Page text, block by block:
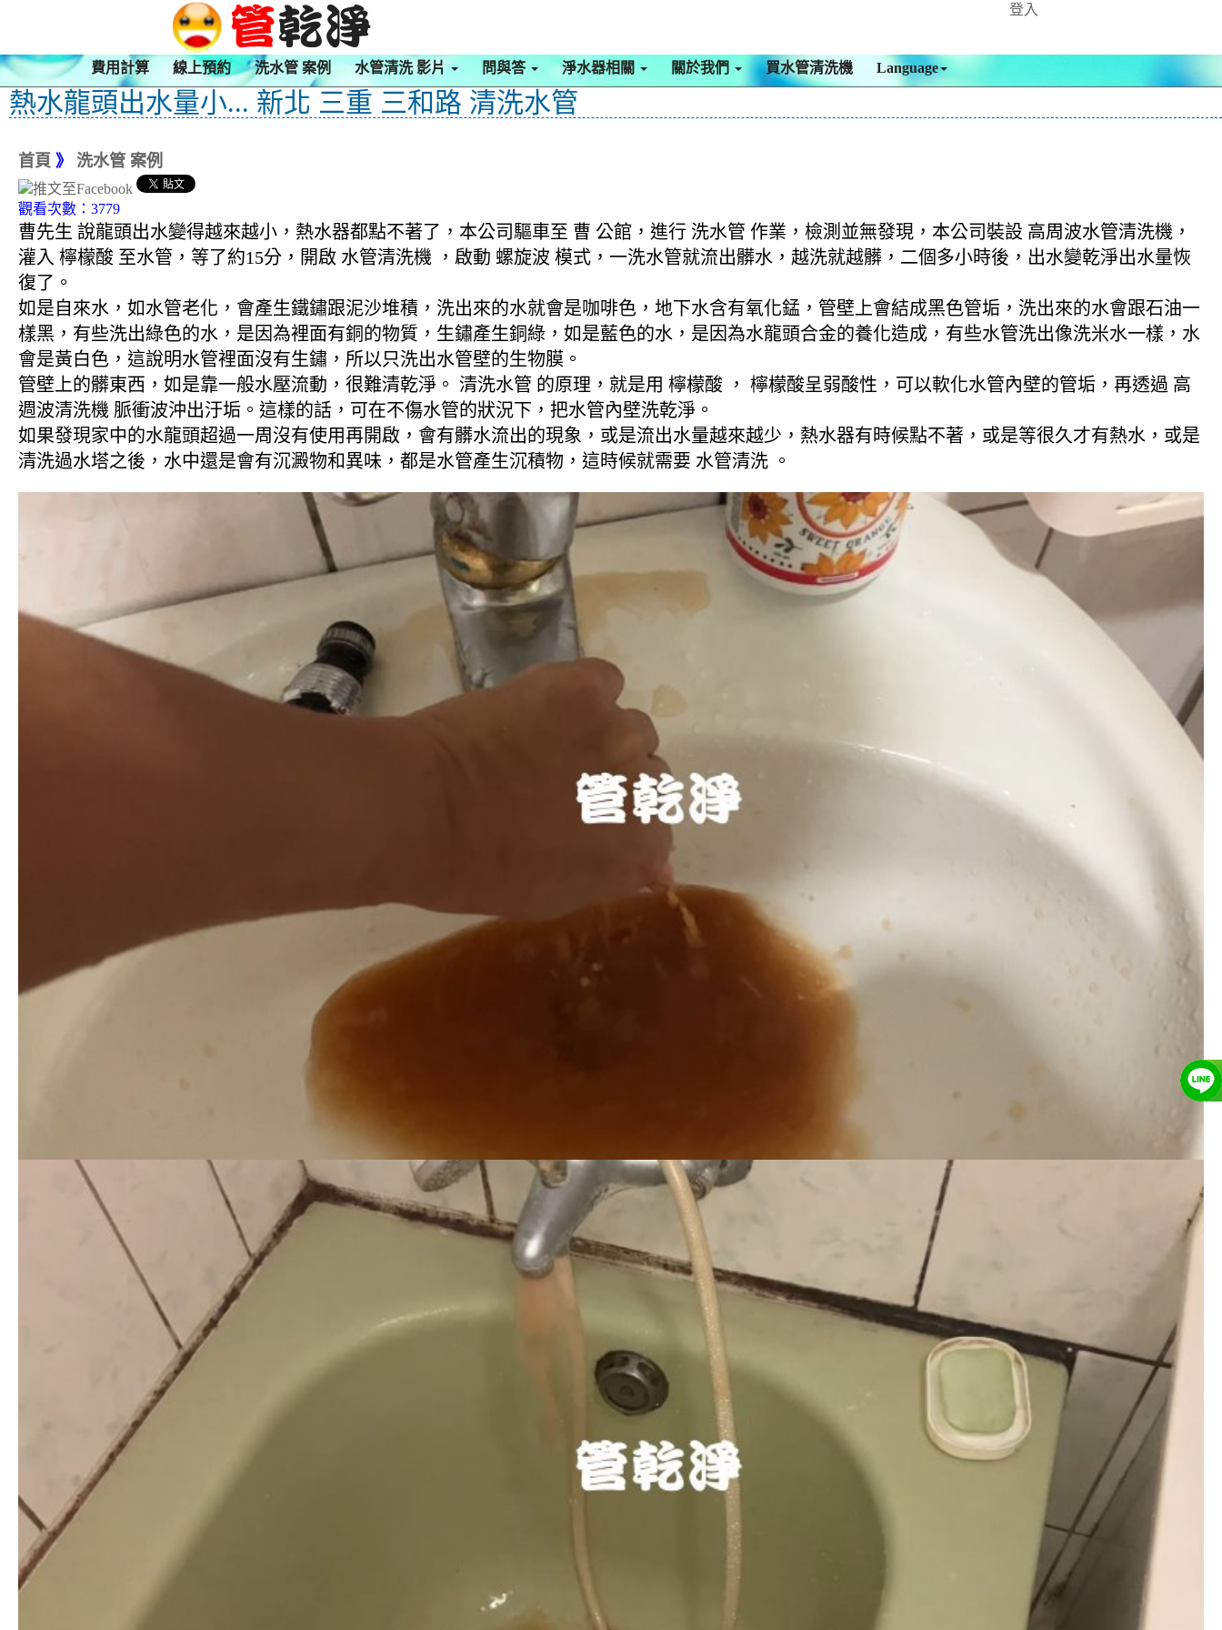
登入
費用計算 線上預約 洗水管 案例 水管清洗 影片 問與答 淨水器相關 關於我們 買水管清洗機 Language
熱水龍頭出水量小... 新北 三重 三和路 清洗水管
首頁 》 洗水管 案例
觀看次數：3779
曹先生 說龍頭出水變得越來越小，熱水器都點不著了，本公司驅車至 曹 公館，進行 洗水管 作業，檢測並無發現，本公司裝設 高周波水管清洗機，
灌入 檸檬酸 至水管，等了約15分，開啟 水管清洗機 ，啟動 螺旋波 模式，一洗水管就流出髒水，越洗就越髒，二個多小時後，出水變乾淨出水量恢
復了。
如是自來水，如水管老化，會產生鐵鏽跟泥沙堆積，洗出來的水就會是咖啡色，地下水含有氧化錳，管壁上會結成黑色管垢，洗出來的水會跟石油一
樣黑，有些洗出綠色的水，是因為裡面有銅的物質，生鏽產生銅綠，如是藍色的水，是因為水龍頭合金的養化造成，有些水管洗出像洗米水一樣，水
會是黃白色，這說明水管裡面沒有生鏽，所以只洗出水管壁的生物膜。
管壁上的髒東西，如是靠一般水壓流動，很難清乾淨。 清洗水管 的原理，就是用 檸檬酸 ， 檸檬酸呈弱酸性，可以軟化水管內壁的管垢，再透過 高
週波清洗機 脈衝波沖出汙垢。這樣的話，可在不傷水管的狀況下，把水管內壁洗乾淨。
如果發現家中的水龍頭超過一周沒有使用再開啟，會有髒水流出的現象，或是流出水量越來越少，熱水器有時候點不著，或是等很久才有熱水，或是
清洗過水塔之後，水中還是會有沉澱物和異味，都是水管產生沉積物，這時候就需要 水管清洗 。